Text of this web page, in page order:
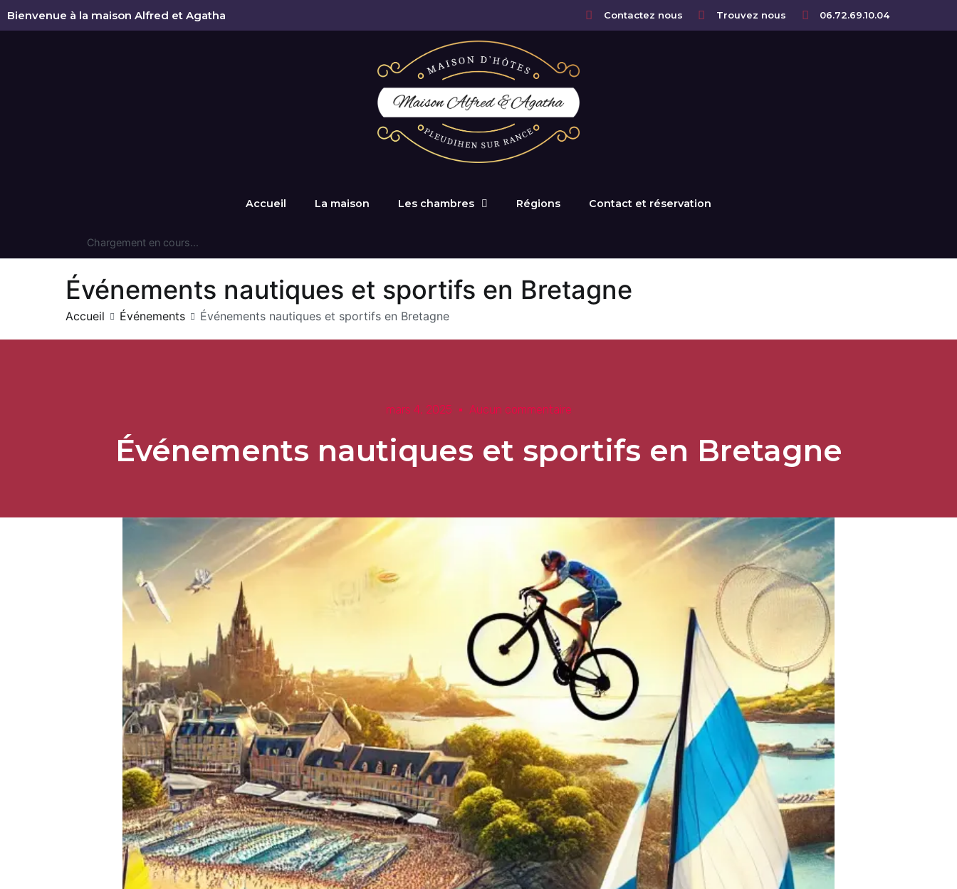
Bienvenue à la maison Alfred et Agatha Contactez nous Trouvez nous 06.72.69.10.04
Accueil La maison Les chambres Régions Contact et réservation
Chargement en cours...
Événements nautiques et sportifs en Bretagne
Accueil Événements Événements nautiques et sportifs en Bretagne
mars 4, 2025 Aucun commentaire
Événements nautiques et sportifs en Bretagne